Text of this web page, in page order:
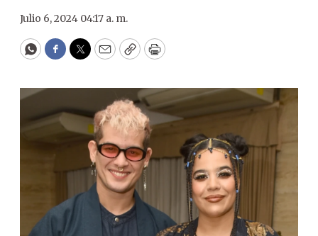
Julio 6, 2024 04:17 a. m.
WhatsApp
Facebook
Twitter
EmailCopyPrint